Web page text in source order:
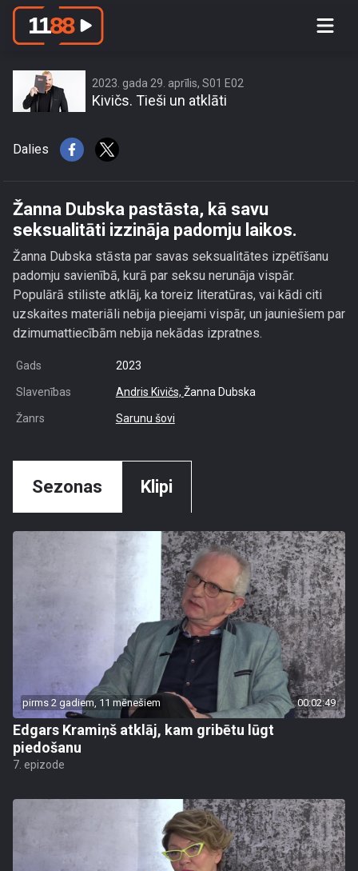
Žanna Dubska pastāsta, kā savu
2023. gada 29. aprīlis, S01 E02
Kivičs. Tieši un atklāti
Dalies
Žanna Dubska pastāsta, kā savu
seksualitāti izzināja padomju laikos.
Žanna Dubska stāsta par savas seksualitātes izpētīšanu
padomju savienībā, kurā par seksu nerunāja vispār.
Populārā stiliste atklāj, ka toreiz literatūras, vai kādi citi
uzskaites materiāli nebija pieejami vispār, un jauniešiem par
dzimumattiecībām nebija nekādas izpratnes.
Gads 2023
Slavenības Andris Kivičs, Žanna Dubska
Žanrs Sarunu šovi
Sezonas Klipi
pirms 2 gadiem, 11 mēnešiem 00:02:49
Edgars Kramiņš atklāj, kam gribētu lūgt
piedošanu
7. epizode